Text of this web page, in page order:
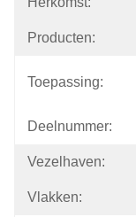
Producten:
Toepassing:
Deelnummer:
Vezelhaven:
Vlakken: